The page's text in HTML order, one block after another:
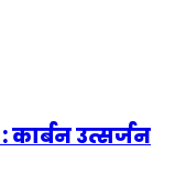
कार्बन उत्सर्जन